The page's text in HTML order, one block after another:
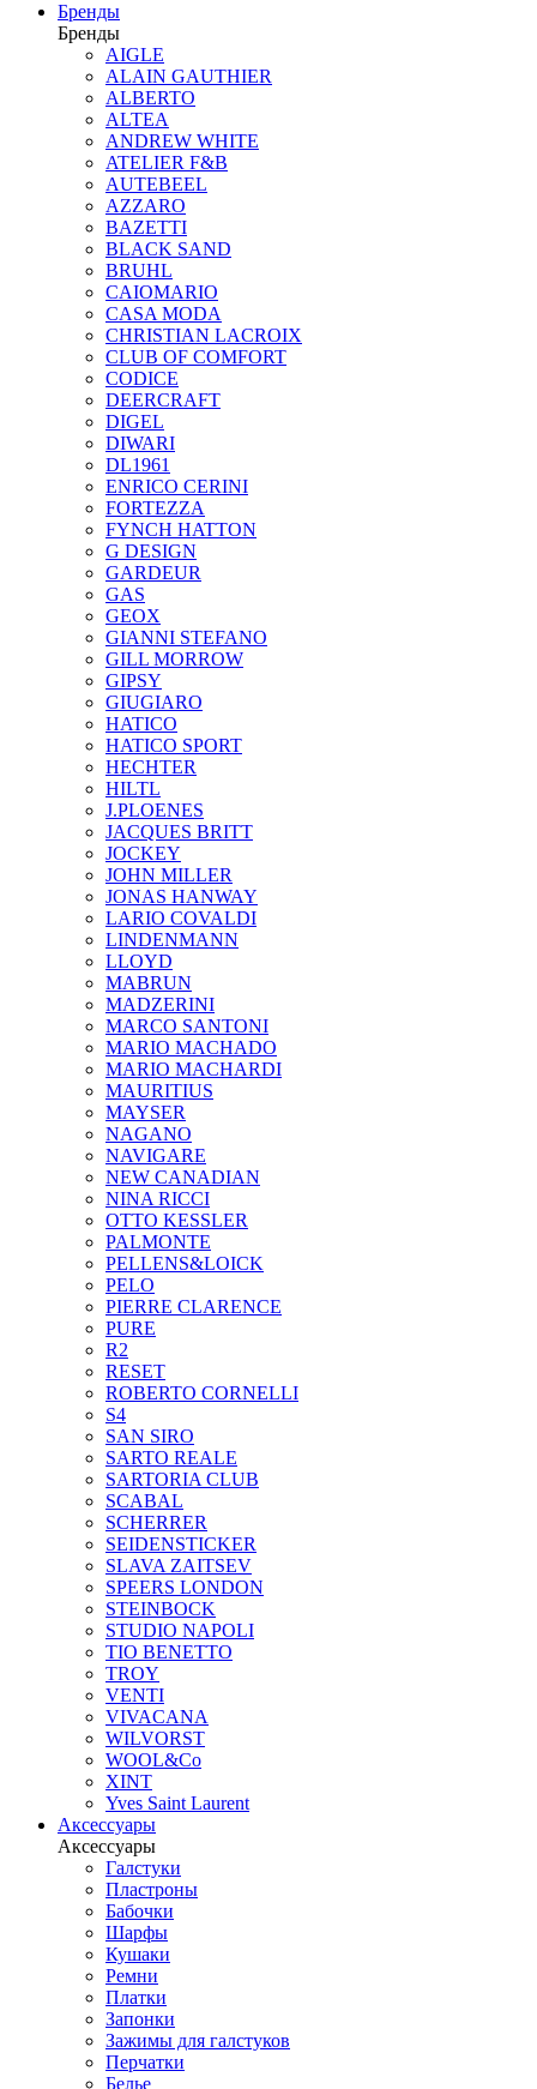
Бренды
Бренды
AIGLE
ALAIN GAUTHIER
ALBERTO
ALTEA
ANDREW WHITE
ATELIER F&B
AUTEBEEL
AZZARO
BAZETTI
BLACK SAND
BRUHL
CAIOMARIO
CASA MODA
CHRISTIAN LACROIX
CLUB OF COMFORT
CODICE
DEERCRAFT
DIGEL
DIWARI
DL1961
ENRICO CERINI
FORTEZZA
FYNCH HATTON
G DESIGN
GARDEUR
GAS
GEOX
GIANNI STEFANO
GILL MORROW
GIPSY
GIUGIARO
HATICO
HATICO SPORT
HECHTER
HILTL
J.PLOENES
JAСQUES BRITT
JOCKEY
JOHN MILLER
JONAS HANWAY
LARIO COVALDI
LINDENMANN
LLOYD
MABRUN
MADZERINI
MARCO SANTONI
MARIO MACHADO
MARIO MACHARDI
MAURITIUS
MAYSER
NAGANO
NAVIGARE
NEW CANADIAN
NINA RICCI
OTTO KESSLER
PALMONTE
PELLENS&LOICK
PELO
PIERRE CLARENCE
PURE
R2
RESET
ROBERTO CORNELLI
S4
SAN SIRO
SARTO REALE
SARTORIA CLUB
SCABAL
SCHERRER
SEIDENSTICKER
SLAVA ZAITSEV
SPEERS LONDON
STEINBOCK
STUDIO NAPOLI
TIO BENETTO
TROY
VENTI
VIVACANA
WILVORST
WOOL&Co
XINT
Yves Saint Laurent
Аксессуары
Аксессуары
Галстуки
Пластроны
Бабочки
Шарфы
Кушаки
Ремни
Платки
Запонки
Зажимы для галстуков
Перчатки
Белье